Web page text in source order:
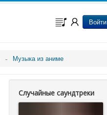
Войти
Музыка из аниме
Случайные саундтреки